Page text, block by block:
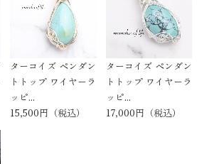
ターコイズ ペンダン
トトップ ワイヤーラ
ッピ...
15,500円（税込）
ターコイズ ペンダン
トトップ ワイヤーラ
ッピ...
17,000円（税込）